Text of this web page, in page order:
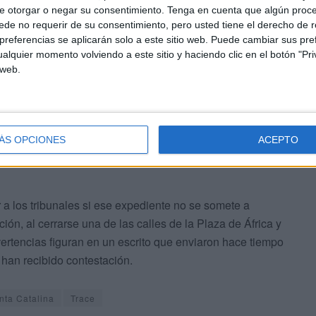
otorgar o negar su consentimiento. Tenga en cuenta que algún
no requerir de su consentimiento, pero usted tiene el derecho de
se aplicarán solo a este sitio web. Puede cambiar sus
momento volviendo a este sitio y haciendo clic en el botón
OPCIONES ACEPTO
al tope, pero lo mismo terminan
la casa del señor Vivas y nos vamos
los tribunales si ese expediente no se somete a
al cerrarse una de las calles de la Plaza de África y
figuran en un escrito que enviaron hace tiempo
recibido contestación.
Catalina Trace